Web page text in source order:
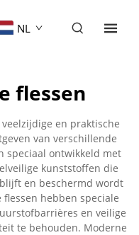
NL
flessen
en praktische
van verschillende
speciaal ontwikkeld met
kunststoffen die
en beschermd wordt
hebben speciale
en veilige
te behouden. Moderne